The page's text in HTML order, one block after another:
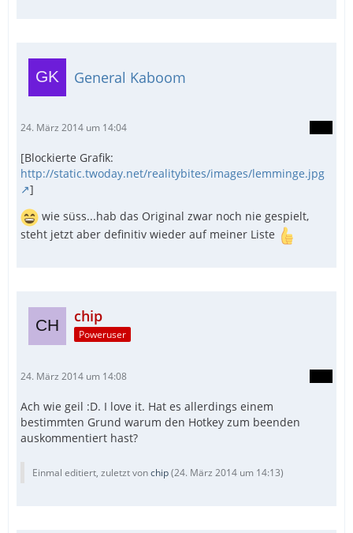
General Kaboom
24. März 2014 um 14:04
[Blockierte Grafik:
http://static.twoday.net/realitybites/images/lemminge.jpg
]
wie süss...hab das Original zwar noch nie gespielt,
steht jetzt aber definitiv wieder auf meiner Liste
chip
Poweruser
24. März 2014 um 14:08
Ach wie geil :D. I love it. Hat es allerdings einem
bestimmten Grund warum den Hotkey zum beenden
auskommentiert hast?
Einmal editiert, zuletzt vonchip(24. März 2014 um 14:13)